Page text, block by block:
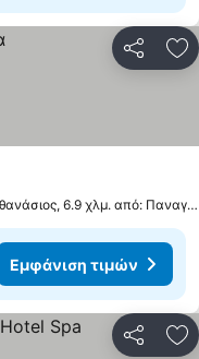
Παλαιός Άγιος Αθανάσιος, 6.9 χλμ. από: Παναγίτσα
Εμφάνιση τιμών